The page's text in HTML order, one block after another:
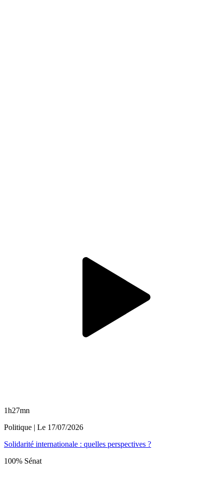
1h27mn
Politique | Le 17/07/2026
Solidarité internationale : quelles perspectives ?
100% Sénat